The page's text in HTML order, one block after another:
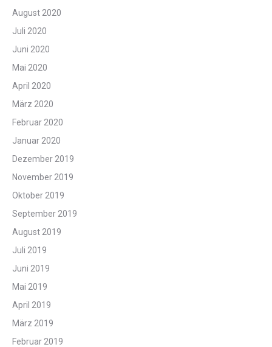
August 2020
Juli 2020
Juni 2020
Mai 2020
April 2020
März 2020
Februar 2020
Januar 2020
Dezember 2019
November 2019
Oktober 2019
September 2019
August 2019
Juli 2019
Juni 2019
Mai 2019
April 2019
März 2019
Februar 2019